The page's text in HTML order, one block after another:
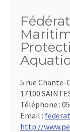
5 rue Chante-
17100
Téléphone :
Email :
http://